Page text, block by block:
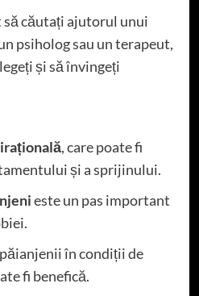
căutați ajutorul unui
psiholog sau un terapeut,
și să învingeți
, care poate fi
și a sprijinului.
este un pas important
în condiții de
fi benefică.